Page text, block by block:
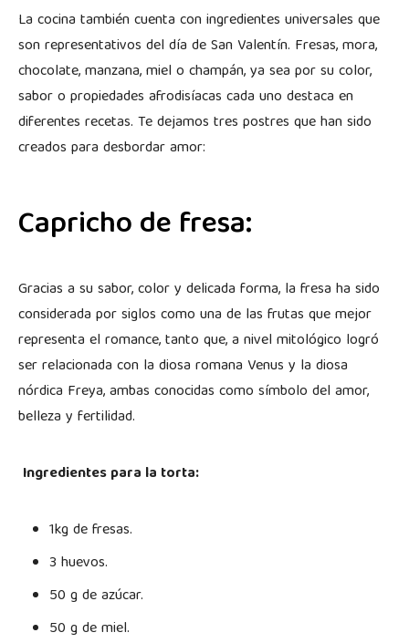
La cocina también cuenta con ingredientes universales que
son representativos del día de San Valentín. Fresas, mora,
chocolate, manzana, miel o champán, ya sea por su color,
sabor o propiedades afrodisíacas cada uno destaca en
diferentes recetas. Te dejamos tres postres que han sido
creados para desbordar amor:
Capricho de fresa:
Gracias a su sabor, color y delicada forma, la fresa ha sido
considerada por siglos como una de las frutas que mejor
representa el romance, tanto que, a nivel mitológico logró
ser relacionada con la diosa romana Venus y la diosa
nórdica Freya, ambas conocidas como símbolo del amor,
belleza y fertilidad.
Ingredientes para la torta:
1kg de fresas.
3 huevos.
50 g de azúcar.
50 g de miel.